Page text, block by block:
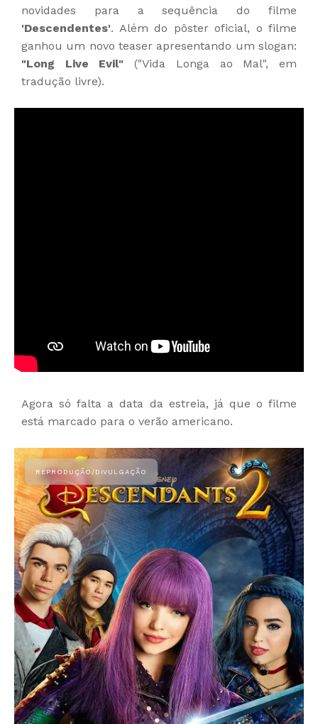
novidades para a sequência do filme
'Descendentes'. Além do pôster oficial, o filme
ganhou um novo teaser apresentando um slogan:
"Long Live Evil" ("Vida Longa ao Mal", em
tradução livre).
Agora só falta a data da estreia, já que o filme
está marcado para o verão americano.